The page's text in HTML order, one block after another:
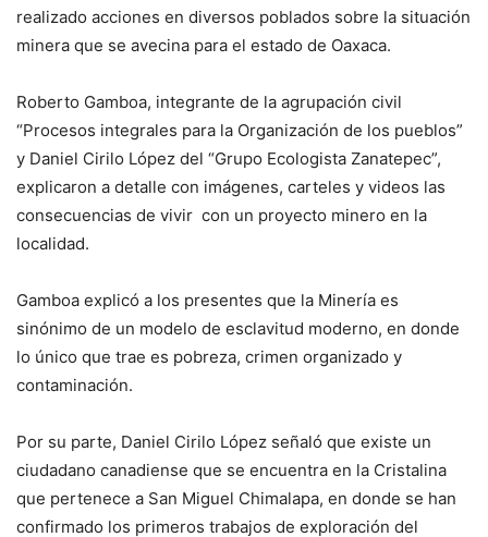
realizado acciones en diversos poblados sobre la situación
minera que se avecina para el estado de Oaxaca.
Roberto Gamboa, integrante de la agrupación civil
“Procesos integrales para la Organización de los pueblos”
y Daniel Cirilo López del “Grupo Ecologista Zanatepec”,
explicaron a detalle con imágenes, carteles y videos las
consecuencias de vivir con un proyecto minero en la
localidad.
Gamboa explicó a los presentes que la Minería es
sinónimo de un modelo de esclavitud moderno, en donde
lo único que trae es pobreza, crimen organizado y
contaminación.
Por su parte, Daniel Cirilo López señaló que existe un
ciudadano canadiense que se encuentra en la Cristalina
que pertenece a San Miguel Chimalapa, en donde se han
confirmado los primeros trabajos de exploración del